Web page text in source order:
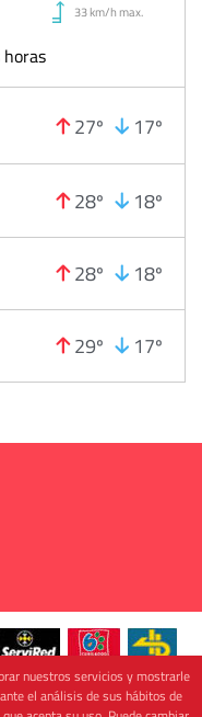
33 km/h max.
horas
27º 17º
28º 18º
28º 18º
29º 17º
nuestros servicios y mostrarle
el análisis de sus hábitos de